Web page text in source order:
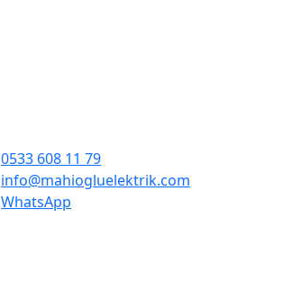
0533 608 11 79
info@mahiogluelektrik.com
WhatsApp